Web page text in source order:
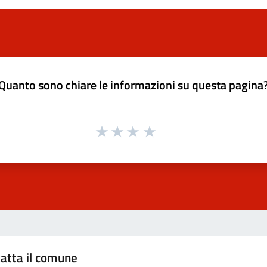
sono chiare le informazioni su questa
il comune